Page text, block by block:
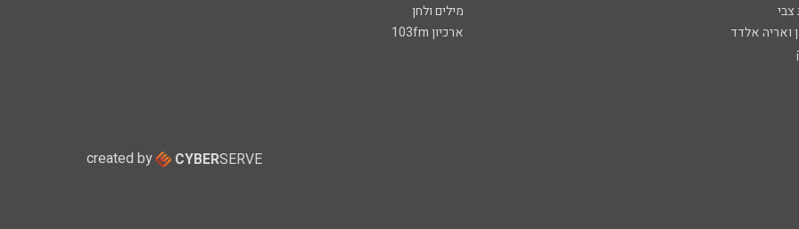
צבי
מילים ולחן
ואריה אלדד
ארכיון 103fm
created by CYBERSERVE